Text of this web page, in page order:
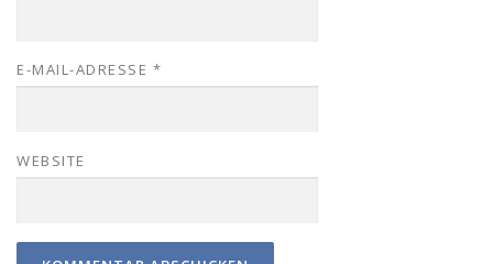
E-MAIL-ADRESSE *
WEBSITE